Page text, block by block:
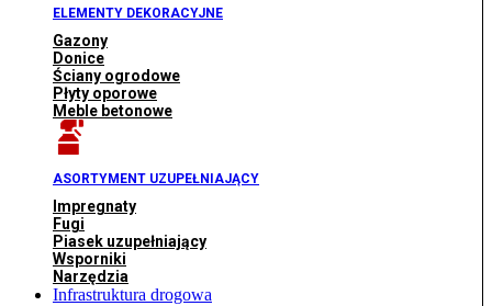
ELEMENTY DEKORACYJNE
Gazony
Donice
Ściany ogrodowe
Płyty oporowe
Meble betonowe
ASORTYMENT UZUPEŁNIAJĄCY
Impregnaty
Fugi
Piasek uzupełniający
Wsporniki
Narzędzia
Infrastruktura drogowa